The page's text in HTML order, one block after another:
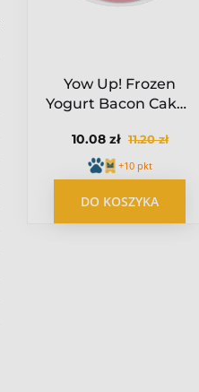
Yow Up! Frozen
Yogurt Bacon Cake -
bekon 110g
10.08 zł 11.20 zł
+10 pkt
DO KOSZYKA